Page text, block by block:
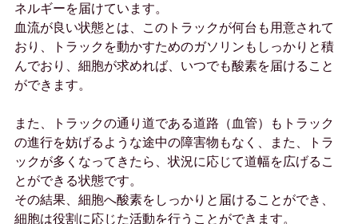
ネルギーを届けています。
血流が良い状態とは、このトラックが何台も用意されて
おり、トラックを動かすためのガソリンもしっかりと積
んでおり、細胞が求めれば、いつでも酸素を届けること
ができます。
また、トラックの通り道である道路（血管）もトラック
の進行を妨げるような途中の障害物もなく、また、トラ
ックが多くなってきたら、状況に応じて道幅を広げるこ
とができる状態です。
その結果、細胞へ酸素をしっかりと届けることができ、
細胞は役割に応じた活動を行うことができます。